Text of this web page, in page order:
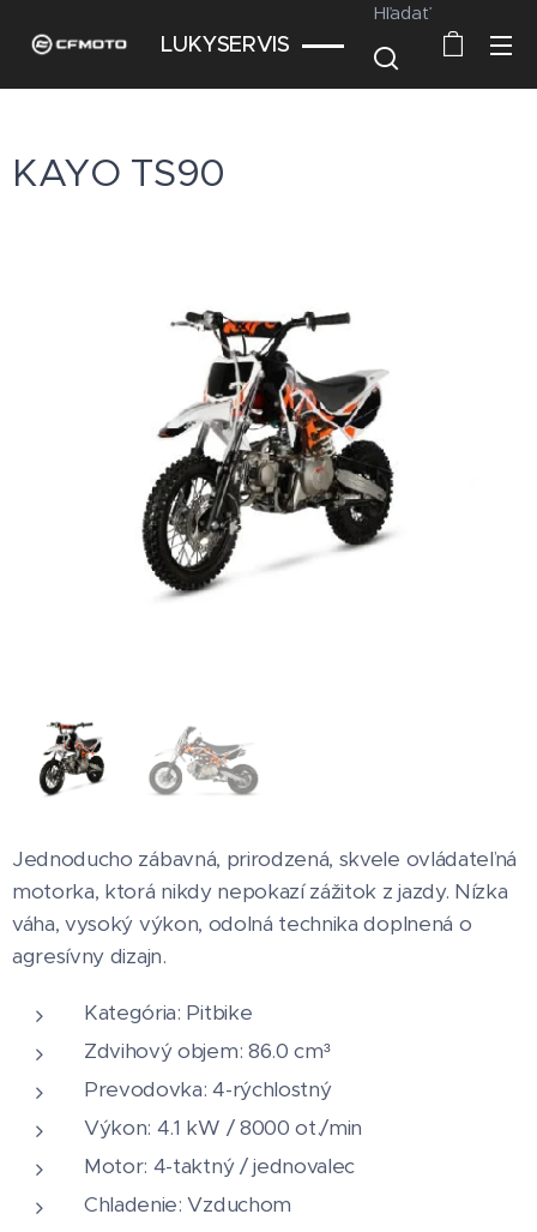
LUKYSERVIS
Hľadať
KAYO TS90
Jednoducho zábavná, prirodzená, skvele ovládateľná
motorka, ktorá nikdy nepokazí zážitok z jazdy. Nízka
váha, vysoký výkon, odolná technika doplnená o
agresívny dizajn.
Kategória: Pitbike
Zdvihový objem: 86.0 cm³
Prevodovka: 4-rýchlostný
Výkon: 4.1 kW / 8000 ot./min
Motor: 4-taktný / jednovalec
Chladenie: Vzduchom